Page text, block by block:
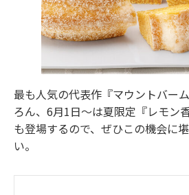
最も⼈気の代表作『マウントバー
ろん、6月1日〜は夏限定『レモン
も登場するので、ぜひこの機会に
い。